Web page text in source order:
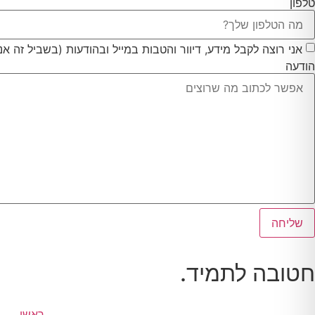
אני רוצה לקבל מידע, דיוור והטבות במייל ובהודעות (בשביל זה
הודעה
שליחה
חטובה לתמיד.